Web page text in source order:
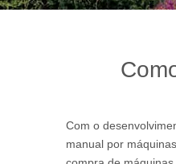
Com o
manual por